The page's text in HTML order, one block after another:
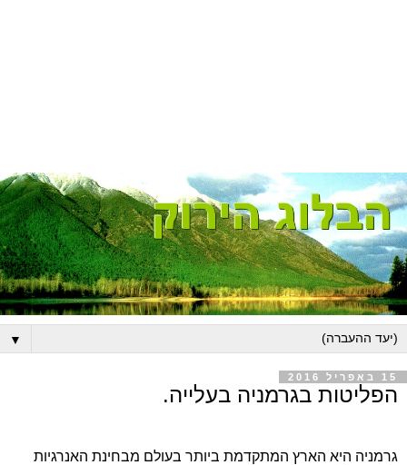
▼
15 באפריל 2016
הפליטות בגרמניה בעלייה.
גרמניה היא הארץ המתקדמת ביותר בעולם מבחינת האנרגיות